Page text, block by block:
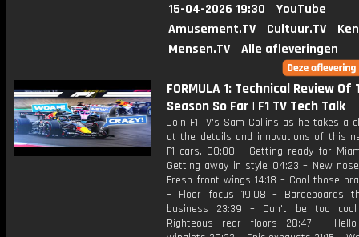
15-04-2026 19:30
YouTube
Amusement.TV
Cultuur.TV
Mensen.TV
Alle afleveringen
FORMULA 1: Technical Review Of
Season So Far | F1 TV Tech Talk
Join F1 TV's Sam Collins as he takes a
at the details and innovations of this
F1 cars. 00:00 – Getting ready for
Getting away in style 04:23 – New
Fresh front wings 14:18 – Cool those
– Floor focus 19:08 – Bargeboards
business 23:39 – Can't be too
Righteous rear floors 28:47 –